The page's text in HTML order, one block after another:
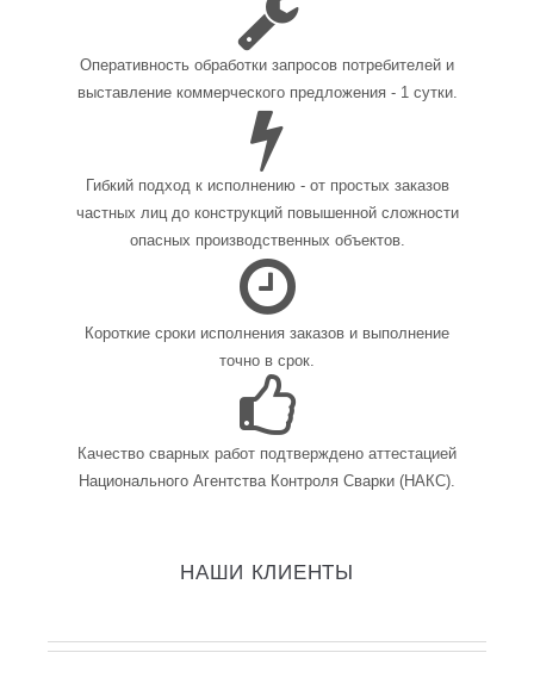
Оперативность обработки запросов потребителей и
выставление коммерческого предложения - 1 сутки.
Гибкий подход к исполнению - от простых заказов
частных лиц до конструкций повышенной сложности
опасных производственных объектов.
Короткие сроки исполнения заказов и выполнение
точно в срок.
Качество сварных работ подтверждено аттестацией
Национального Агентства Контроля Сварки (НАКС).
НАШИ КЛИЕНТЫ